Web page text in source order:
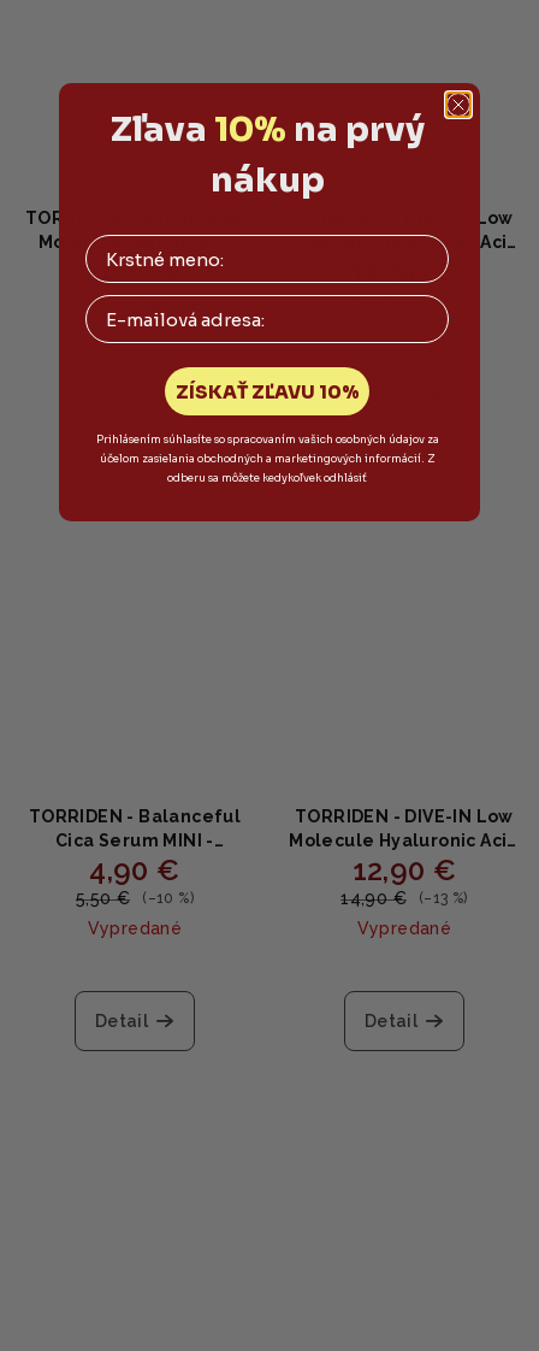
TORRIDEN - DIVE-IN Low
Molecular Hyaluronic
Acid Multi Pad -
tampóny s kyselinou
hyalurónovou 80ks
21,90 €
Vypredané
TORRIDEN - DIVE-IN Low
Molecule Hyaluronic Acid
Toner - Hydratačný a
kyselinou hyalurónovou
300ml
18,90 €
Vypredané
Detail
TORRIDEN - Balanceful
Cica Serum MINI -
Upokojujúce sérum s
Centella asiatica 10ml
4,90 €
5,50 € (–10 %)
Vypredané
Detail
TORRIDEN - DIVE-IN Low
Molecule Hyaluronic Acid
Cleansing Foam -
Čistiaca pena s kyselinou
hyalurónovou 150ml
12,90 €
14,90 € (–13 %)
Vypredané
hodnotenie
produktu
Detail
Zľava 10% na prvý
nákup
Email
ZÍSKAŤ ZĽAVU 10%
Prihlásením súhlasíte so spracovaním vašich osobných údajov za
účelom zasielania obchodných a marketingových informácií. Z
odberu sa môžete kedykoľvek odhlásiť